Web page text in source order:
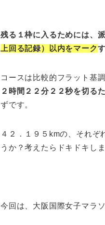
残る１枠に入るためには、
上回る記録）以内をマーク
コースは比較的フラット基
２時間２２分２２秒を切るた
ずです。
４２．１９５kmの、それぞ
うか？考えたらドキドキし
今回は、大阪国際女子マラ